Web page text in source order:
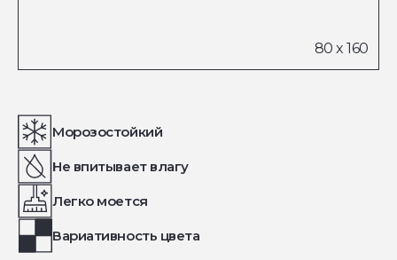
Морозостойкий
Не впитывает влагу
Легко моется
Вариативность цвета